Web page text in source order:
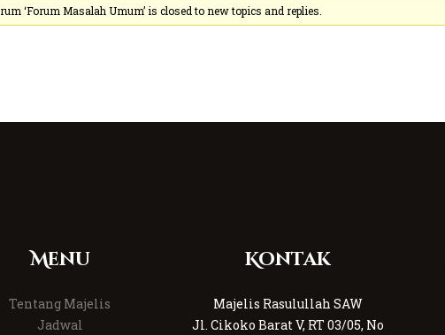
‘Forum Masalah Umum’ is closed to new topics and replies.
Menu
Tentang Majelis
Jadwal
Kontak
Majelis Rasulullah SAW
Jl. Cikoko Barat V, RT 03/05, No